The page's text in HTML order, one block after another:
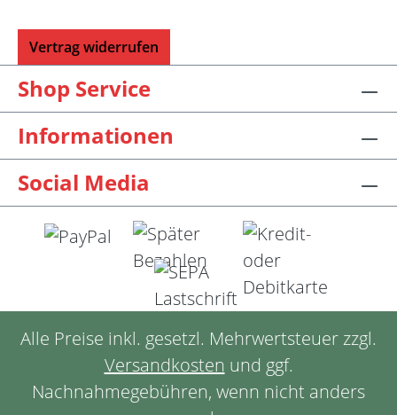
Vertrag widerrufen
Shop Service
Informationen
Social Media
Alle Preise inkl. gesetzl. Mehrwertsteuer zzgl.
Versandkosten und ggf.
Nachnahmegebühren, wenn nicht anders